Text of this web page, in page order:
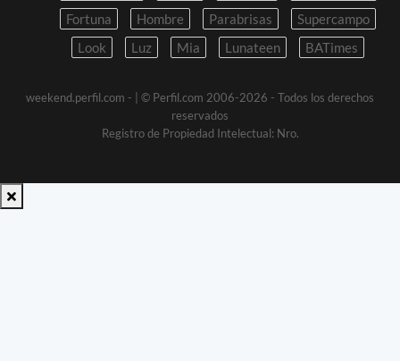
Fortuna
Hombre Parabrisas
Supercampo
Look
Luz Mia Lunateen BATimes
weekend.perfil.com -
| © Perfil.com 2006-2026 - Todos los derechos
reservados
Registro de Propiedad Intelectual: Nro.